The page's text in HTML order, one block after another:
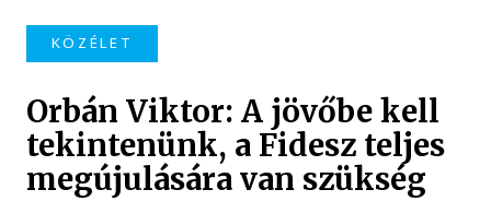
KÖZÉLET
Orbán Viktor: A jövőbe kell
tekintenünk, a Fidesz teljes
megújulására van szükség